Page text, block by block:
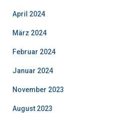
April 2024
März 2024
Februar 2024
Januar 2024
November 2023
August 2023